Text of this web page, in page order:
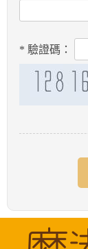
* 驗證碼：